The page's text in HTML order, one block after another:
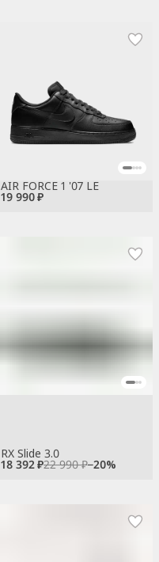
19 990 ₽
AIR FORCE 1 '07 LE
18 392 ₽22 990 ₽−20%
RX Slide 3.0